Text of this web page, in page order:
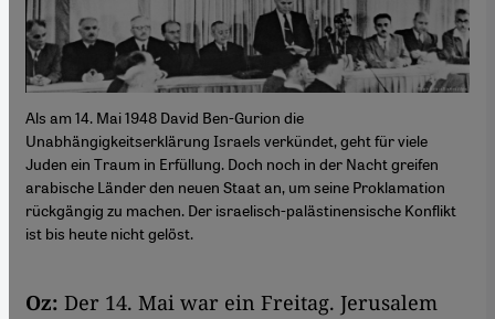
Als am 14. Mai 1948 David Ben-Gurion die
Unabhängigkeitserklärung Israels verkündet, geht für viele
Juden ein Traum in Erfüllung. Doch noch in der Nacht greifen
arabische Länder den neuen Staat an, um seine Proklamation
rückgängig zu machen. Der israelisch-palästinensische Konflikt
ist bis heute nicht gelöst.
Oz: Der 14. Mai war ein Freitag. Jerusalem